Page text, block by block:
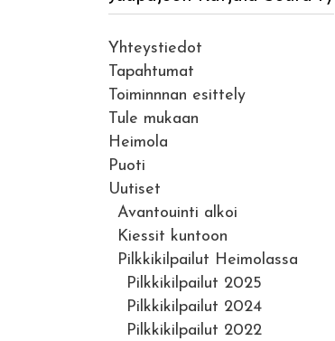
Yhteystiedot
Tapahtumat
Toiminnnan esittely
Tule mukaan
Heimola
Puoti
Uutiset
Avantouinti alkoi
Kiessit kuntoon
Pilkkikilpailut Heimolassa
Pilkkikilpailut 2025
Pilkkikilpailut 2024
Pilkkikilpailut 2022